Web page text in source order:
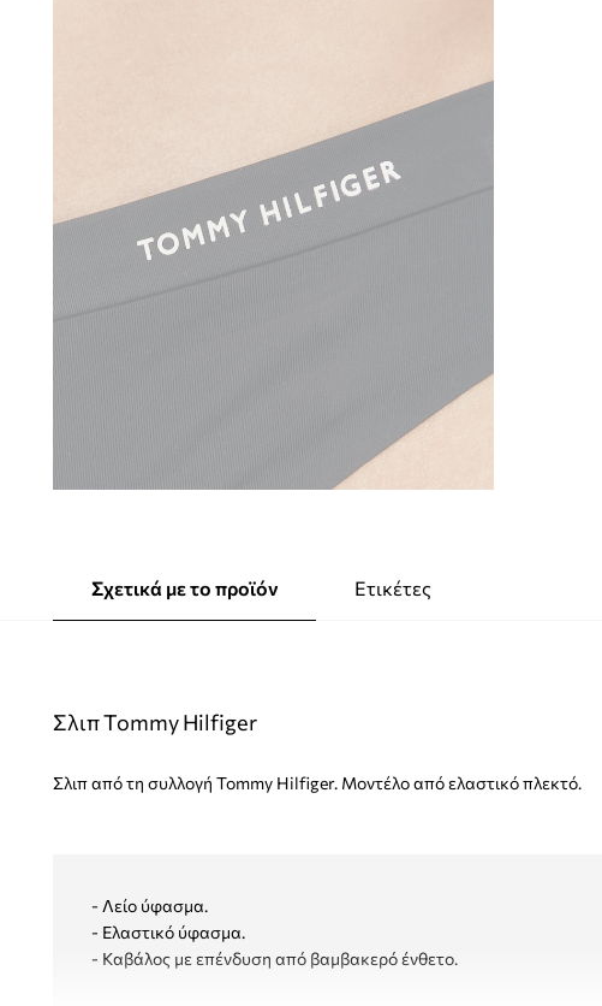
Σχετικά με το προϊόν Ετικέτες
Σλιπ Tommy Hilfiger
Σλιπ από τη συλλογή Tommy Hilfiger. Μοντέλο από ελαστικό πλεκτό.
- Λείο ύφασμα.
- Ελαστικό ύφασμα.
- Καβάλος με επένδυση από βαμβακερό ένθετο.